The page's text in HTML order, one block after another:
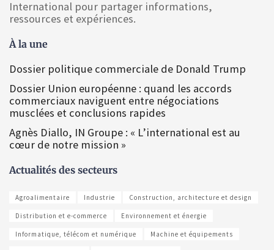
International pour partager informations,
ressources et expériences.
À la une
Dossier politique commerciale de Donald Trump
Dossier Union européenne : quand les accords
commerciaux naviguent entre négociations
musclées et conclusions rapides
Agnès Diallo, IN Groupe : « L’international est au
cœur de notre mission »
Actualités des secteurs
Agroalimentaire Industrie Construction, architecture et design
Distribution et e-commerce Environnement et énergie
Informatique, télécom et numérique Machine et équipements